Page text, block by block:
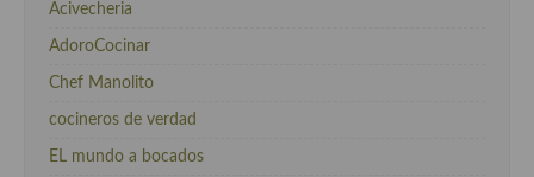
Acivecheria
AdoroCocinar
Chef Manolito
cocineros de verdad
EL mundo a bocados